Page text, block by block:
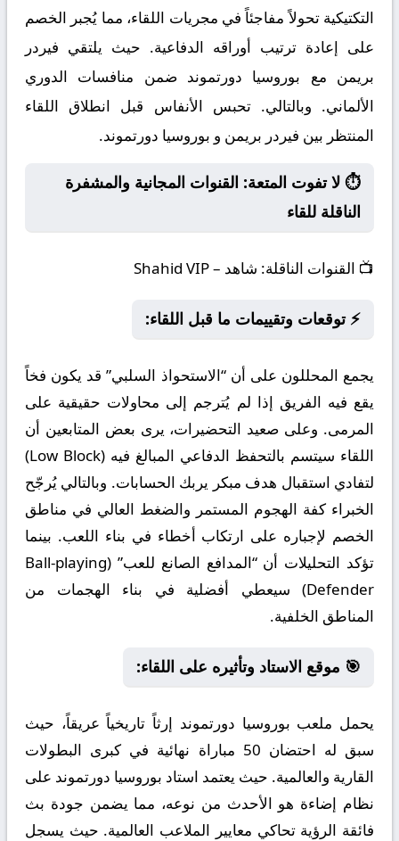
التكتيكية تحولاً مفاجئاً في مجريات اللقاء، مما يُجبر الخصم
على إعادة ترتيب أوراقه الدفاعية. حيث يلتقي فيردر
بريمن مع بوروسيا دورتموند ضمن منافسات الدوري
الألماني. وبالتالي. تحبس الأنفاس قبل انطلاق اللقاء
المنتظر بين فيردر بريمن و بوروسيا دورتموند.
⏱️ لا تفوت المتعة: القنوات المجانية والمشفرة
الناقلة للقاء
📺 القنوات الناقلة: شاهد – Shahid VIP
⚡ توقعات وتقييمات ما قبل اللقاء:
يجمع المحللون على أن “الاستحواذ السلبي” قد يكون فخاً
يقع فيه الفريق إذا لم يُترجم إلى محاولات حقيقية على
المرمى. وعلى صعيد التحضيرات، يرى بعض المتابعين أن
اللقاء سيتسم بالتحفظ الدفاعي المبالغ فيه (Low Block)
لتفادي استقبال هدف مبكر يربك الحسابات. وبالتالي يُرجّح
الخبراء كفة الهجوم المستمر والضغط العالي في مناطق
الخصم لإجباره على ارتكاب أخطاء في بناء اللعب. بينما
تؤكد التحليلات أن “المدافع الصانع للعب” (Ball-playing
Defender) سيعطي أفضلية في بناء الهجمات من
المناطق الخلفية.
🎯 موقع الاستاد وتأثيره على اللقاء:
يحمل ملعب بوروسيا دورتموند إرثاً تاريخياً عريقاً، حيث
سبق له احتضان 50 مباراة نهائية في كبرى البطولات
القارية والعالمية. حيث يعتمد استاد بوروسيا دورتموند على
نظام إضاءة هو الأحدث من نوعه، مما يضمن جودة بث
فائقة الرؤية تحاكي معايير الملاعب العالمية. حيث يسجل